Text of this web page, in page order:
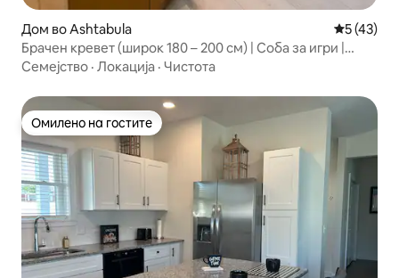
Дом во Ashtabula Просечна
5 (43)
Брачен кревет (широк 180 – 200 см) | Соба за игри |
Ново прибежиште во Лејк Таун
Семејство · Локација · Чистота
Омилено на гостите
Омилено на гостите